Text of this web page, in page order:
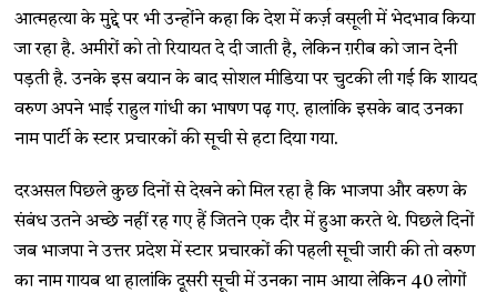
आत्महत्या के मुद्दे पर भी उन्होंने कहा कि देश में कर्ज़ वसूली में भेदभाव किया
जा रहा है. अमीरों को तो रियायत दे दी जाती है, लेकिन ग़रीब को जान देनी
पड़ती है. उनके इस बयान के बाद सोशल मीडिया पर चुटकी ली गई कि शायद
वरुण अपने भाई राहुल गांधी का भाषण पढ़ गए. हालांकि इसके बाद उनका
नाम पार्टी के स्‍टार प्रचारकों की सूची से हटा दिया गया.
दरअसल पिछले कुछ दिनों से देखने को मिल रहा है कि भाजपा और वरुण के
संबंध उतने अच्छे नहीं रह गए हैं जितने एक दौर में हुआ करते थे. पिछले दिनों
जब भाजपा ने उत्तर प्रदेश में स्टार प्रचारकों की पहली सूची जारी की तो वरुण
का नाम गायब था हालांकि दूसरी सूची में उनका नाम आया लेकिन 40 लोगों